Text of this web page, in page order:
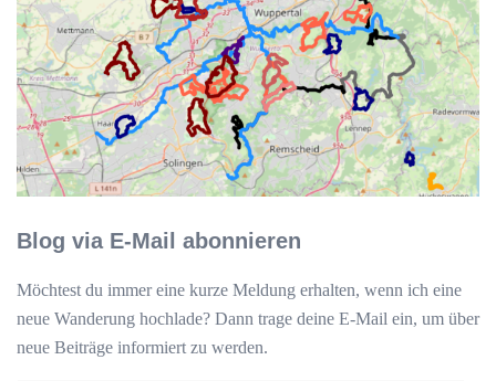
Blog via E-Mail abonnieren
Möchtest du immer eine kurze Meldung erhalten, wenn ich eine
neue Wanderung hochlade? Dann trage deine E-Mail ein, um über
neue Beiträge informiert zu werden.